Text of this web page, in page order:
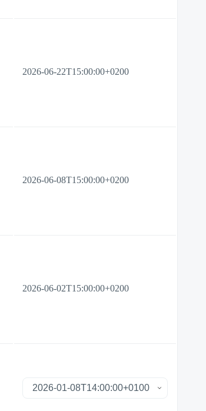
2026-06-22T15:00:00+0200
2026-06-08T15:00:00+0200
2026-06-02T15:00:00+0200